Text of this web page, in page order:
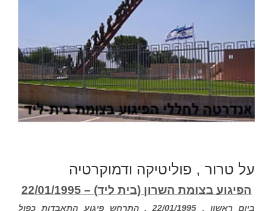
על טרור , פוליטיקה ודמוקרטיה
הפיגוע בצומת השרון (בית ליד) – 22/01/1995
ביום ראשון , 22/01/1995 , התרחש פיגוע התאבדות כפול